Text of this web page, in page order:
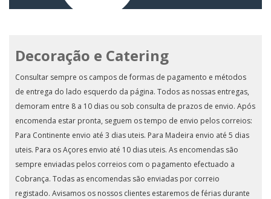
Decoração e Catering
Consultar sempre os campos de formas de pagamento e métodos
de entrega do lado esquerdo da página. Todos as nossas entregas,
demoram entre 8 a 10 dias ou sob consulta de prazos de envio. Após
encomenda estar pronta, seguem os tempo de envio pelos correios:
Para Continente envio até 3 dias uteis. Para Madeira envio até 5 dias
uteis. Para os Açores envio até 10 dias uteis. As encomendas são
sempre enviadas pelos correios com o pagamento efectuado a
Cobrança. Todas as encomendas são enviadas por correio
registado. Avisamos os nossos clientes estaremos de férias durante